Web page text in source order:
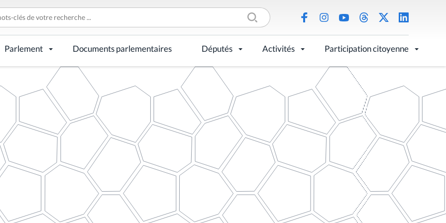
Parlement Documents parlementaires Députés Activités Participation citoyenne